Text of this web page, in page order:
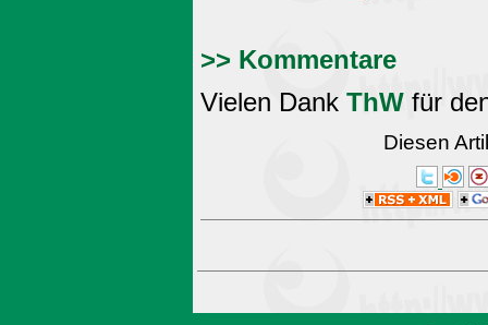
>> Kommentare
Vielen Dank ThW für
Diesen